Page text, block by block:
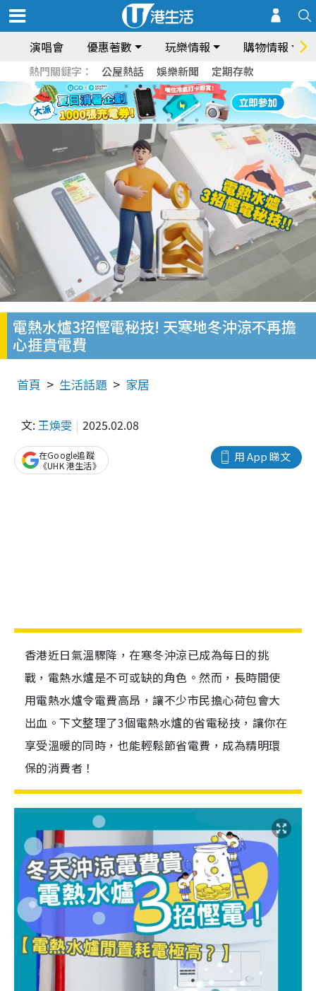
演唱會 優惠著數 玩樂情報 購物情報
熱門關鍵字： 公屋熱話 娛樂新聞 定期存款
電熱水爐3招慳電秘技! 天寒地冬沖涼不再擔
心捱貴電費
首頁 生活話題 家居
文: 王煥雯 2025.02.08
用 App 睇文
在Google追蹤
《UHK 港生活》
香港近日氣溫驟降，在寒冬沖涼已成為每日的挑
戰，電熱水爐是不可或缺的角色。然而，長時間使
用電熱水爐令電費高昂，讓不少市民擔心荷包會大
出血。下文整理了3個電熱水爐的省電秘技，讓你在
享受溫暖的同時，也能輕鬆節省電費，成為精明環
保的消費者！